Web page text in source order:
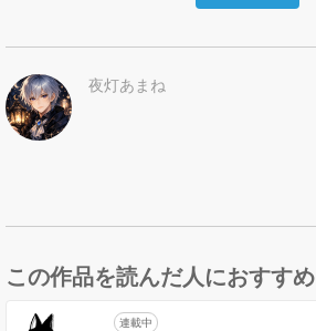
夜灯あまね
この作品を読んだ人におすすめ
連載中